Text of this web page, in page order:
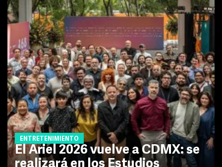
ENTRETENIMIENTO
El Ariel 2026 vuelve a CDMX: se
realizará en los Estudios